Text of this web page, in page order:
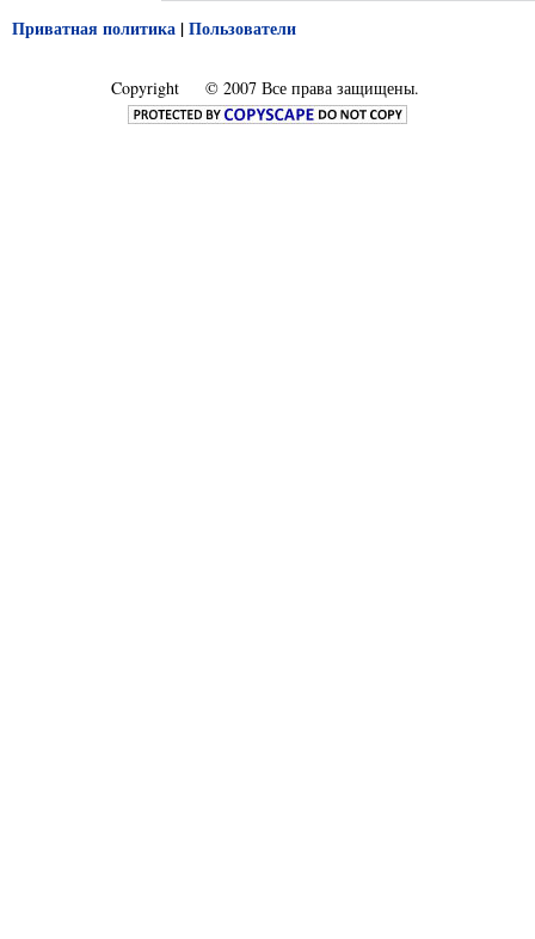
Приватная политика |Пользователи
Copyright © 2007 Все права защищены.